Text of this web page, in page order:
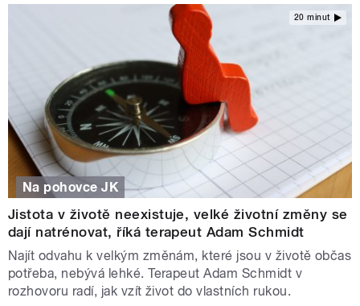
20 minut
Na pohovce JK
Jistota v životě neexistuje, velké životní změny se
dají natrénovat, říká terapeut Adam Schmidt
Najít odvahu k velkým změnám, které jsou v životě občas
potřeba, nebývá lehké. Terapeut Adam Schmidt v
rozhovoru radí, jak vzít život do vlastních rukou.